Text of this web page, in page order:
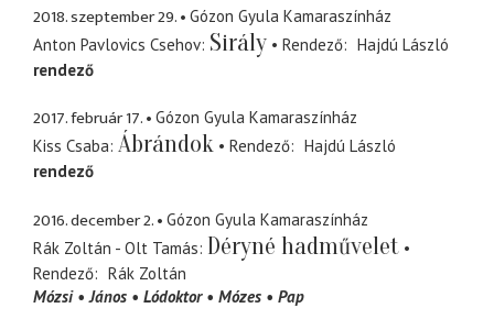
2018. szeptember 29.
Gózon Gyula Kamaraszínház
Anton Pavlovics Csehov Sirály Rendező
Hajdú László
rendező
2017. február 17.
Gózon Gyula Kamaraszínház
Kiss Csaba Ábrándok Rendező
Hajdú László
rendező
2016. december 2.
Gózon Gyula Kamaraszínház
Rák Zoltán - Olt Tamás Déryné hadművelet
Rendező
Rák Zoltán
Mózsi
János Lódoktor Mózes Pap